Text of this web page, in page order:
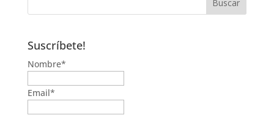
Suscríbete!
Nombre*
Email*